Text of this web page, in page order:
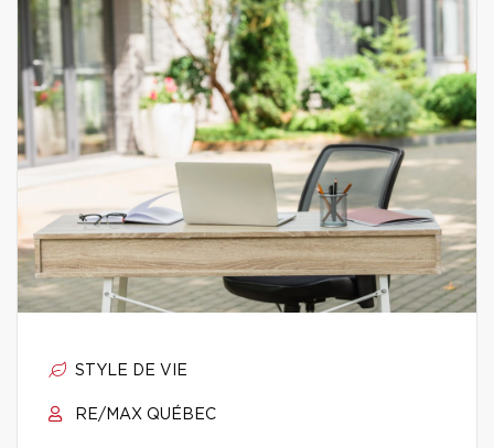
STYLE DE VIE
RE/MAX QUÉBEC